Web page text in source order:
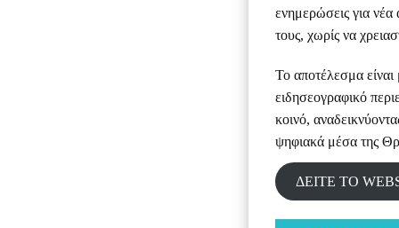
ενημερώσεις για νέα
τους, χωρίς να
Το αποτέλεσμα
ειδησεογραφικό
κοινό,
ψηφιακά μέσα της
ΔΕΙΤΕ ΤΟ